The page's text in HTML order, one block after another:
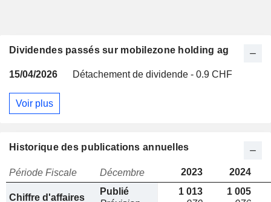
Dividendes passés sur mobilezone holding ag
15/04/2026 Détachement de dividende - 0.9 CHF
Voir plus
Historique des publications annuelles
Période Fiscale Décembre 2023 2024
Chiffre d'affaires
Publié
1 013
1 005